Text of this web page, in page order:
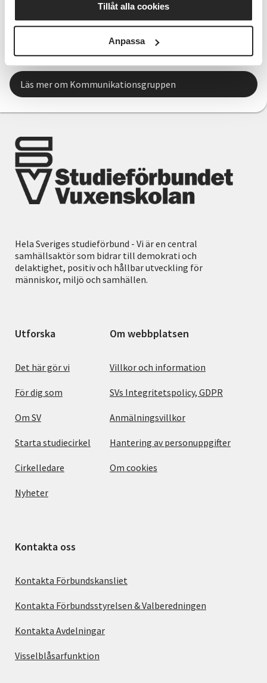
Tillåt alla cookies
Anpassa
Kommunikationsgruppen SV Väst
E-post:kommunikation.vast@sv.se
Läs mer om Kommunikationsgruppen
Hela Sveriges studieförbund - Vi är en central
samhällsaktör som bidrar till demokrati och
delaktighet, positiv och hållbar utveckling för
människor, miljö och samhällen.
Utforska
Det här gör vi
För dig som
Om SV
Starta studiecirkel
Cirkelledare
Nyheter
Om webbplatsen
Villkor och information
SVs Integritetspolicy, GDPR
Anmälningsvillkor
Hantering av personuppgifter
Om cookies
Kontakta oss
Kontakta Förbundskansliet
Kontakta Förbundsstyrelsen & Valberedningen
Kontakta Avdelningar
Visselblåsarfunktion